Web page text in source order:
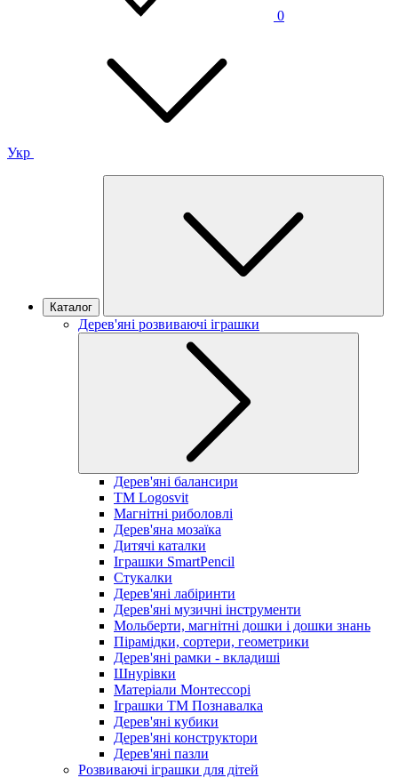
0
Укр
Каталог
Дерев'яні розвиваючі іграшки
Дерев'яні балансири
TM Logosvit
Магнітні риболовлі
Дерев'яна мозаїка
Дитячі каталки
Іграшки SmartPencil
Стукалки
Дерев'яні лабіринти
Дерев'яні музичні інструменти
Мольберти, магнітні дошки і дошки знань
Пірамідки, сортери, геометрики
Дерев'яні рамки - вкладиші
Шнурівки
Матеріали Монтессорі
Іграшки ТМ Познавалка
Дерев'яні кубики
Дерев'яні конструктори
Дерев'яні пазли
Розвиваючі іграшки для дітей